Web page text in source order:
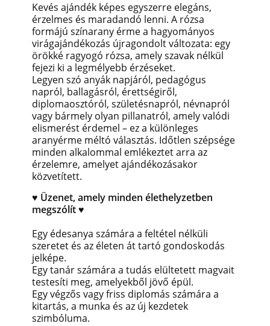
Kevés ajándék képes egyszerre elegáns,
érzelmes és maradandó lenni. A rózsa
formájú színarany érme a hagyományos
virágajándékozás újragondolt változata: egy
örökké ragyogó rózsa, amely szavak nélkül
fejezi ki a legmélyebb érzéseket.
Legyen szó anyák napjáról, pedagógus
napról, ballagásról, érettségiről,
diplomaosztóról, születésnapról, névnapról
vagy bármely olyan pillanatról, amely valódi
elismerést érdemel – ez a különleges
aranyérme méltó választás. Időtlen szépsége
minden alkalommal emlékeztet arra az
érzelemre, amelyet ajándékozásakor
közvetített.
♥ Üzenet, amely minden élethelyzetben
megszólít ♥
Egy édesanya számára a feltétel nélküli
szeretet és az életen át tartó gondoskodás
jelképe.
Egy tanár számára a tudás elültetett magvait
testesíti meg, amelyekből jövő épül.
Egy végzős vagy friss diplomás számára a
kitartás, a munka és az új kezdetek
szimbóluma.